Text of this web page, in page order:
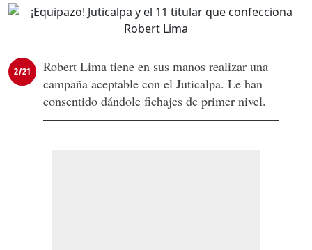
2/21
Robert Lima tiene en sus manos realizar una
campaña aceptable con el Juticalpa. Le han
consentido dándole fichajes de primer nivel.